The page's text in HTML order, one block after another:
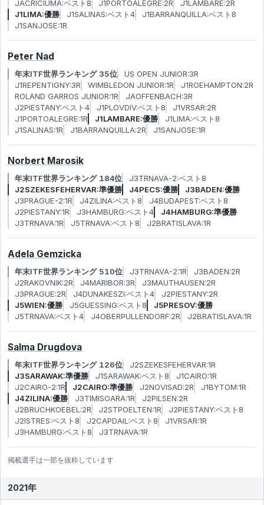
JACRICIUMA:ベスト8
J1PORTOALEGRE:2R
J1LAMBARE:2R
J1LIMA:優勝
J1SALINAS:ベスト4
J1BARRANQUILLA:ベスト8
J1SANJOSE:1R
Peter Nad
年末ITF世界ランキング 35位
US OPEN JUNIOR:3R
J1REPENTIGNY:3R
WIMBLEDON JUNIOR:1R
J1ROEHAMPTON:2R
ROLAND GARROS JUNIOR:1R
JAOFFENBACH:3R
J2PIESTANY:ベスト4
J1PLOVDIV:ベスト8
J1VRSAR:2R
J1PORTOALEGRE:1R
J1LAMBARE:優勝
J1LIMA:ベスト8
J1SALINAS:1R
J1BARRANQUILLA:2R J1SANJOSE:1R
Norbert Marosik
年末ITF世界ランキング 184位
J3TRNAVA-2:ベスト8
J2SZEKESFEHERVAR:準優勝
J4PECS:優勝
J3BADEN:優勝
J3PRAGUE-2:1R
J4ZILINA:ベスト8
J4BUDAPEST:ベスト8
J2PIESTANY:1R
J3HAMBURG:ベスト4
J4HAMBURG:準優勝
J3TRNAVA:1R
J5TRNAVA:ベスト8 J2BRATISLAVA:1R
Adela Gemzicka
年末ITF世界ランキング 510位 J3TRNAVA-2:1R
J3BADEN:2R
J2RAKOVNIK:2R
J4MARIBOR:3R
J3MAUTHAUSEN:2R
J3PRAGUE:2R
J4DUNAKESZI:ベスト4
J2PIESTANY:2R
J5WIEN:優勝
J5GUESSING:ベスト8
J5PRESOV:優勝
J5TRNAVA:ベスト4
J4OBERPULLENDORF:2R J2BRATISLAVA:1R
Salma Drugdova
年末ITF世界ランキング 126位
J2SZEKESFEHERVAR:1R
J3SARAWAK:準優勝
J1SARAWAK:ベスト8
J1CAIRO:1R
J2CAIRO-2:1R
J2CAIRO:準優勝 J2NOVISAD:2R
J1BYTOM:1R
J4ZILINA:優勝
J3TIMISOARA:1R
J2PILSEN:2R
J2BRUCHKOEBEL:2R
J2STPOELTEN:1R
J2PIESTANY:ベスト8
J2ISTRES:ベスト8
J2CAPDAIL:ベスト8
J1VRSAR:1R
J3HAMBURG:ベスト8
J3TRNAVA:1R
掲載選手は一部を抜粋しています
2021年